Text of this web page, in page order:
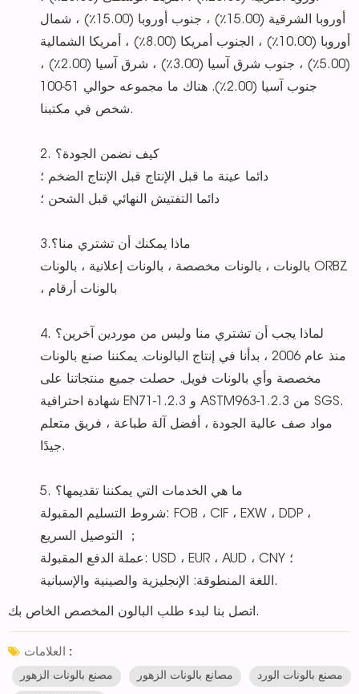
أوروبا الشرقية (15.00٪) ، جنوب أوروبا (15.00٪) ، شمال
أوروبا (10.00٪) ، الجنوب أمريكا (8.00٪) ، أمريكا الشمالية
(5.00٪) ، جنوب شرق آسيا (3.00٪) ، شرق آسيا (2.00٪) ،
جنوب آسيا (2.00٪). هناك ما مجموعه حوالي 51-100
شخص في مكتبنا.
2. كيف نضمن الجودة؟
دائما عينة ما قبل الإنتاج قبل الإنتاج الضخم ؛
دائما التفتيش النهائي قبل الشحن ؛
3.ماذا يمكنك أن تشتري منا؟
بالونات ، بالونات مخصصة ، بالونات إعلانية ، بالونات ORBZ
، بالونات أرقام
4. لماذا يجب أن تشتري منا وليس من موردين آخرين؟
منذ عام 2006 ، بدأنا في إنتاج البالونات. يمكننا صنع بالونات
مخصصة وأي بالونات فويل. حصلت جميع منتجاتنا على
شهادة احترافية EN71-1.2.3 و ASTM963-1.2.3 من SGS.
مواد صف عالية الجودة ، أفضل آلة طباعة ، فريق متعلم
جيدًا.
5. ما هي الخدمات التي يمكننا تقديمها؟
شروط التسليم المقبولة: FOB ، CIF ، EXW ، DDP ،
التوصيل السريع ；
عملة الدفع المقبولة: USD ، EUR ، AUD ، CNY ؛
اللغة المنطوقة: الإنجليزية والصينية والإسبانية.
اتصل بنا لبدء طلب البالون المخصص الخاص بك.
العلامات :
مصنع بالونات الزهور مصانع بالونات الزهور مصنع بالونات الورد